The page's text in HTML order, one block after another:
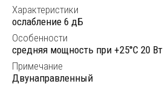
Характеристики
ослабление 6 дБ
Особенности
cредняя мощность при +25°C 20 Вт
Примечание
Двунаправленный